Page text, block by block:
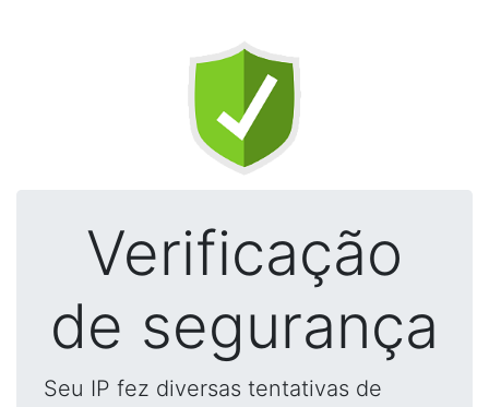
Verificação
de segurança
Seu IP fez diversas tentativas de